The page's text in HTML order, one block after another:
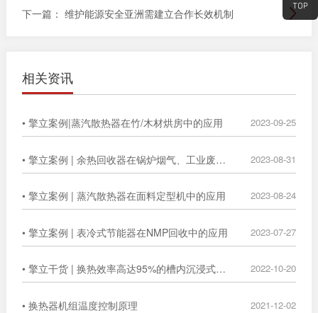
下一篇： 维护能源安全亚洲需建立合作长效机制
相关资讯
• 擎立案例|蒸汽散热器在竹/木材烘房中的应用 2023-09-25
• 擎立案例 | 余热回收器在锅炉烟气、工业废气中的广泛应用 2023-08-31
• 擎立案例 | 蒸汽散热器在面料定型机中的应用 2023-08-24
• 擎立案例 | 表冷式节能器在NMP回收中的应用 2023-07-27
• 擎立干货 | 换热效率高达95%的槽内沉浸式换热器 2022-10-20
• 换热器机组温度控制原理 2021-12-02